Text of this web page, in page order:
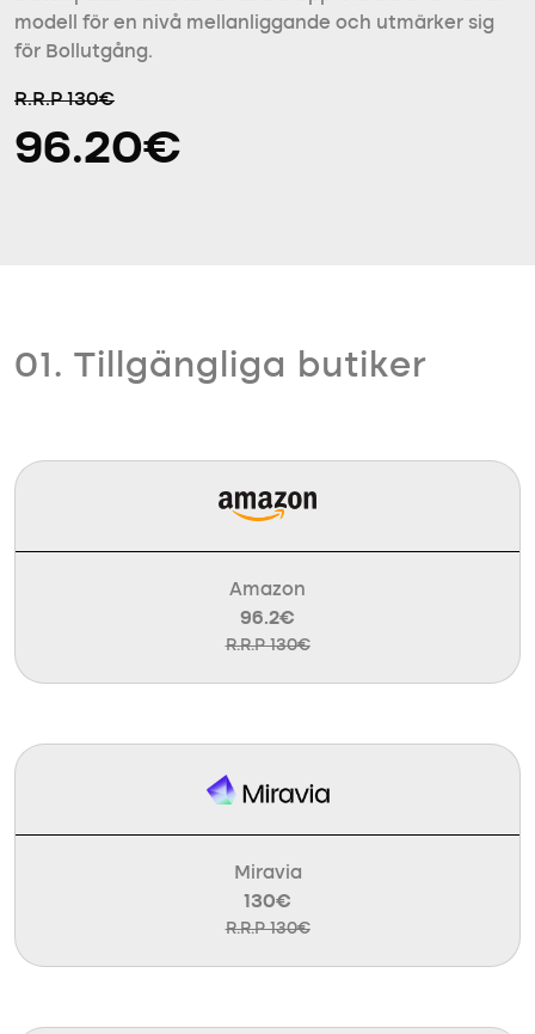
modell för en nivå mellanliggande och utmärker sig
för Bollutgång.
R.R.P 130€
96.20€
01. Tillgängliga butiker
Amazon
96.2€
R.R.P 130€
Miravia
130€
R.R.P 130€